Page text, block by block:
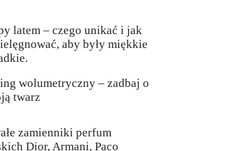
latem – czego unikać i jak
aby były miękkie
wolumetryczny – zadbaj o
twarz
zamienniki perfum
Dior, Armani, Paco